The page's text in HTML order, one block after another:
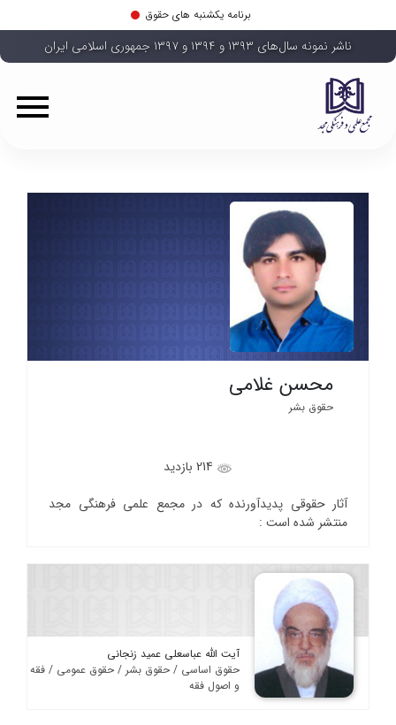
برنامه یکشنبه های حقوق
ناشر نمونه سال‌های ۱۳۹۳ و ۱۳۹۴ و ۱۳۹۷ جمهوری اسلامی ایران
محسن غلامی
حقوق بشر
آثار حقوقی پدیدآورنده که در مجمع علمی فرهنگی مجد
منتشر شده است :
آیت الله عباسعلی عمید زنجانی
حقوق اساسی / حقوق بشر / حقوق عمومی / فقه
و اصول فقه